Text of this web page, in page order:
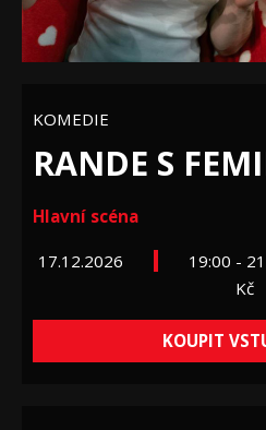
KOMEDIE
RANDE S
Hlavní scéna
17.12.2026 19:00 -
Kč
KOUPIT